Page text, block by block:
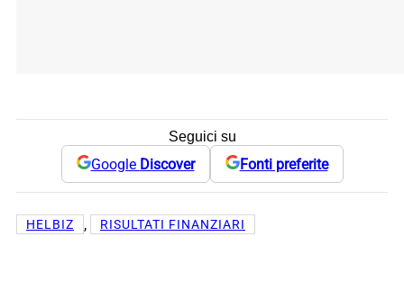
Seguici su
Google Discover Fonti preferite
HELBIZ , RISULTATI FINANZIARI